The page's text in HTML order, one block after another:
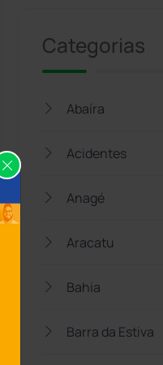
Categorias
Abaíra
Acidentes
Anagé
Aracatu
Bahia
Barra da Estiva